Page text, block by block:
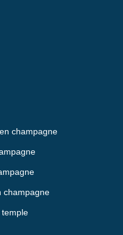
champagne
champagne
temple